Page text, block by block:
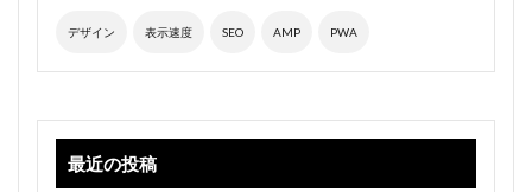
デザイン 表示速度 SEO AMP PWA
最近の投稿